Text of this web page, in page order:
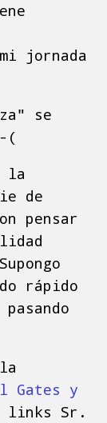
jornada
se
(
la
de
pensar
rápido
Gates y
links Sr.